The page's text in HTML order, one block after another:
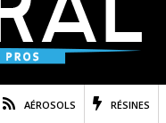
AÉROSOLS RÉSINES